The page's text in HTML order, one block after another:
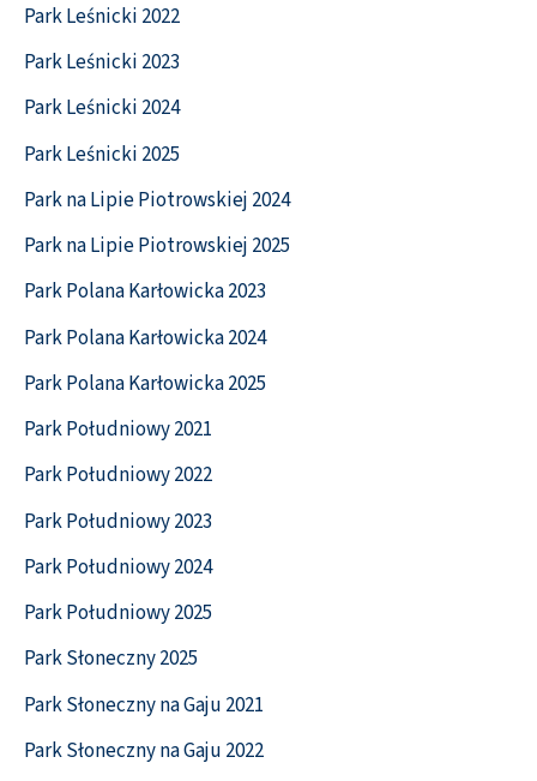
Park Leśnicki 2022
Park Leśnicki 2023
Park Leśnicki 2024
Park Leśnicki 2025
Park na Lipie Piotrowskiej 2024
Park na Lipie Piotrowskiej 2025
Park Polana Karłowicka 2023
Park Polana Karłowicka 2024
Park Polana Karłowicka 2025
Park Południowy 2021
Park Południowy 2022
Park Południowy 2023
Park Południowy 2024
Park Południowy 2025
Park Słoneczny 2025
Park Słoneczny na Gaju 2021
Park Słoneczny na Gaju 2022